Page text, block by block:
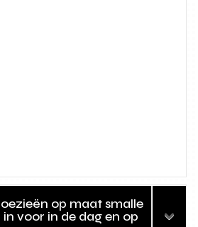
op maat smalle
voor in de dag en op